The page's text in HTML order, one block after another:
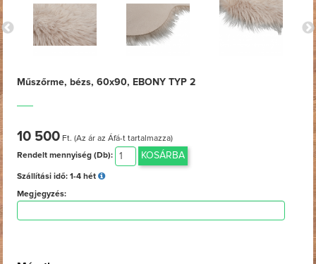
Műszőrme, bézs, 60x90, EBONY TYP 2
10 500 Ft. (Az ár az Áfá-t tartalmazza)
Rendelt mennyiség (Db):
KOSÁRBA
Szállítási idő: 1-4 hét
Megjegyzés: